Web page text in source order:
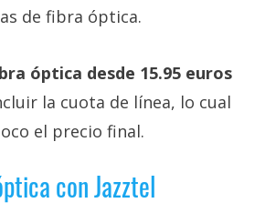
de fibra óptica.
óptica desde 15.95 euros
la cuota de línea, lo cual
el precio final.
con Jazztel